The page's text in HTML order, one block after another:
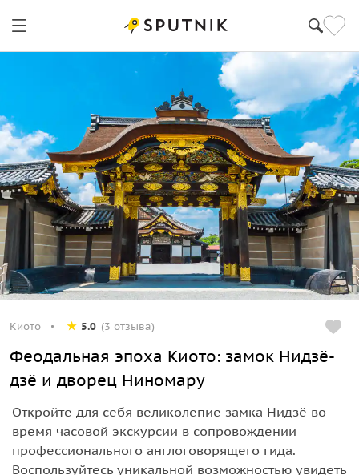
Киото 5.0 (3 отзыва)
Феодальная эпоха Киото: замок Нидзё-
дзё и дворец Ниномару
Откройте для себя великолепие замка Нидзё во
время часовой экскурсии в сопровождении
профессионального англоговорящего гида.
Воспользуйтесь уникальной возможностью увидеть